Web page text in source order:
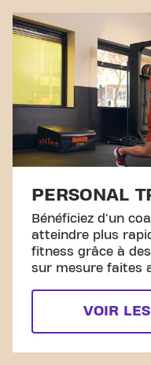
PERSONAL
Bénéficiez d'un
atteindre plus
fitness grâce à
sur mesure faites
VOIR